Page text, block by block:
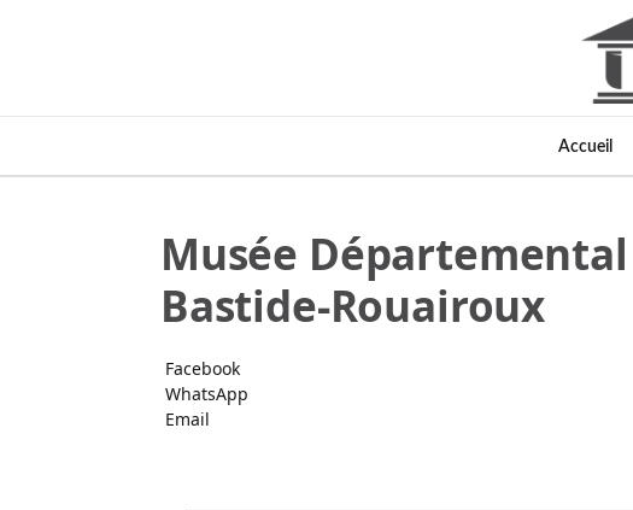
Accueil
Musée
Bastide-Rouairoux
Facebook
WhatsApp
Email